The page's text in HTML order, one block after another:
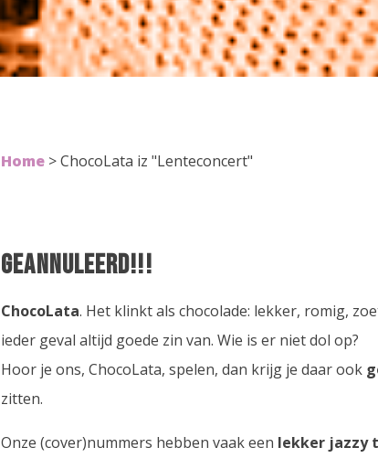
Home >ChocoLata iz "Lenteconcert"
GEANNULEERD!!!
ChocoLata. Het klinkt als chocolade: lekker, romig,
ieder geval altijd goede zin van. Wie is er niet dol op?
Hoor je ons, ChocoLata, spelen, dan krijg je daar ook
zitten.
Onze (cover)nummers hebben vaak een lekker jazzy